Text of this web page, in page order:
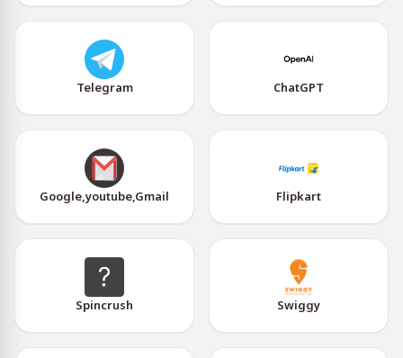
Telegram ChatGPT
Google,youtube,Gmail Flipkart
Spincrush Swiggy